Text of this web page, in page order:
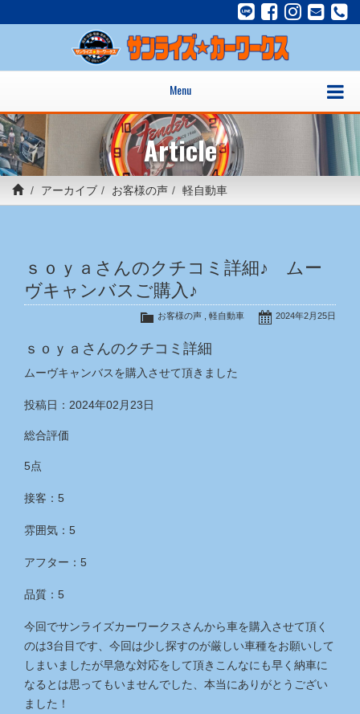
Menu
Article
アーカイブ お客様の声 軽自動車
ｓｏｙａさんのクチコミ詳細♪ ムー
ヴキャンバスご購入♪
2024年2月25日
お客様の声 軽自動車
ｓｏｙａさんのクチコミ詳細
ムーヴキャンバスを購入させて頂きました
投稿日：2024年02月23日
総合評価
5点
接客：5
雰囲気：5
アフター：5
品質：5
今回でサンライズカーワークスさんから車を購入させて頂く
のは3台目です、今回は少し探すのが厳しい車種をお願いして
しまいましたが早急な対応をして頂きこんなにも早く納車に
なるとは思ってもいませんでした、本当にありがとうござい
ました！